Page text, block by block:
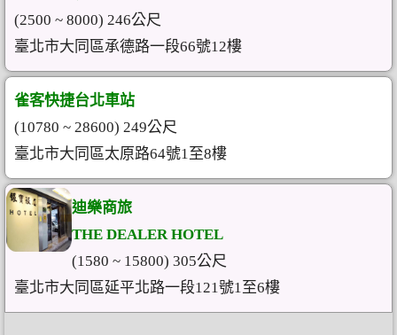
(2500 ~ 8000) 246公尺
臺北市大同區承德路一段66號12樓
雀客快捷台北車站
(10780 ~ 28600) 249公尺
臺北市大同區太原路64號1至8樓
迪樂商旅
THE DEALER HOTEL
(1580 ~ 15800) 305公尺
臺北市大同區延平北路一段121號1至6樓